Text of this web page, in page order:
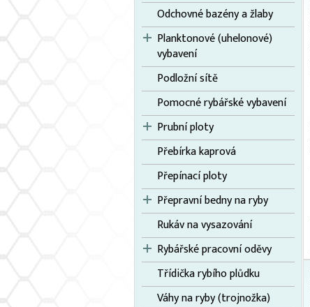
Odchovné bazény a žlaby
Planktonové (uhelonové)
vybavení
Podložní sítě
Pomocné rybářské vybavení
Prubní ploty
Přebírka kaprová
Přepínací ploty
Přepravní bedny na ryby
Rukáv na vysazování
Rybářské pracovní oděvy
Třídička rybího plůdku
Váhy na ryby (trojnožka)